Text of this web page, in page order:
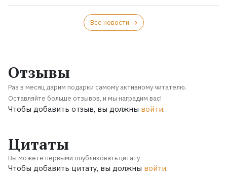
Все новости
Отзывы
Раз в месяц дарим подарки самому активному читателю.
Оставляйте больше отзывов, и мы наградим вас!
Чтобы добавить отзыв, вы должны войти.
Цитаты
Вы можете первыми опубликовать цитату
Чтобы добавить цитату, вы должны войти.